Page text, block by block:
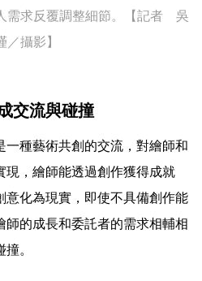
需求反覆調整細節。【記者 吳
／攝影】
交流與碰撞
一種藝術共創的交流，對繪師和
現，繪師能透過創作獲得成就
意化為現實，即使不具備創作能
師的成長和委託者的需求相輔相
。